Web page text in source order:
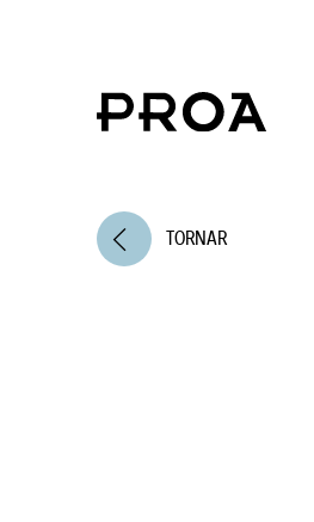
arrow_back_ios TORNAR